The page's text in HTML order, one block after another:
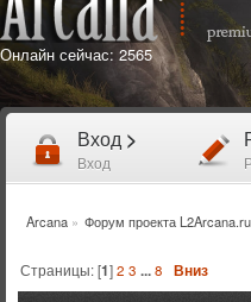
Онлайн сейчас: 2565
Вход >
Вход
Arcana» Форум проекта L2Arcana.ru
Страницы: [1]2 3 ...8 Вниз